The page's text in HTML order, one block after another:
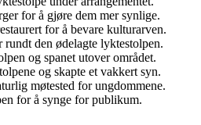
for å gjøre dem mer synlige.
for å bevare kulturarven.
rundt den ødelagte lyktestolpen.
og spanet utover området.
og skapte et vakkert syn.
møtested for ungdommene.
for å synge for publikum.